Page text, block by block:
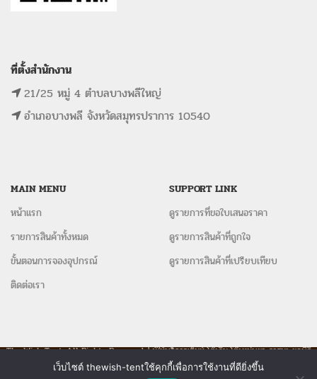
ที่ตั้งสำนักงาน
21/25 หมู่ 4 ตำบลบางพลีใหญ่
อำเภอบางพลี จังหวัดสมุทรปราการ 10540
MAIN MENU
หน้าแรก
รายการสินค้าทั้งหมด
ขั้นตอนการจองอุปกรณ์
ติดต่อเรา
SUPPORT LINK
ดูรายการที่ขอใบเสนอราคา
ดูรายการสินค้าที่ถูกใจ
ดูรายการสินค้าที่เปรียบเทียบ
The Wish Tent. All Rights Reserved. | ผู้ให้บริการเต็นท์ โต๊ะจีน โต๊ะหมู่บูชา-อาสนะ ชุดพิธี
งานแต่ง รวมถึงอุปกรณ์ต่างๆมากกว่า 100 รายการ ให้บริการทั้งในกรุงเทพและต่างจังหวัด
เว็บไซต์ thewish-tentใช้คุกกี้เพื่อการใช้งานที่ดียิ่งขึ้น
ติดต่อเรา